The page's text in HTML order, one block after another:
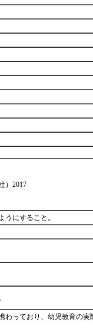
）2017
うにすること。
っており、幼児教育の